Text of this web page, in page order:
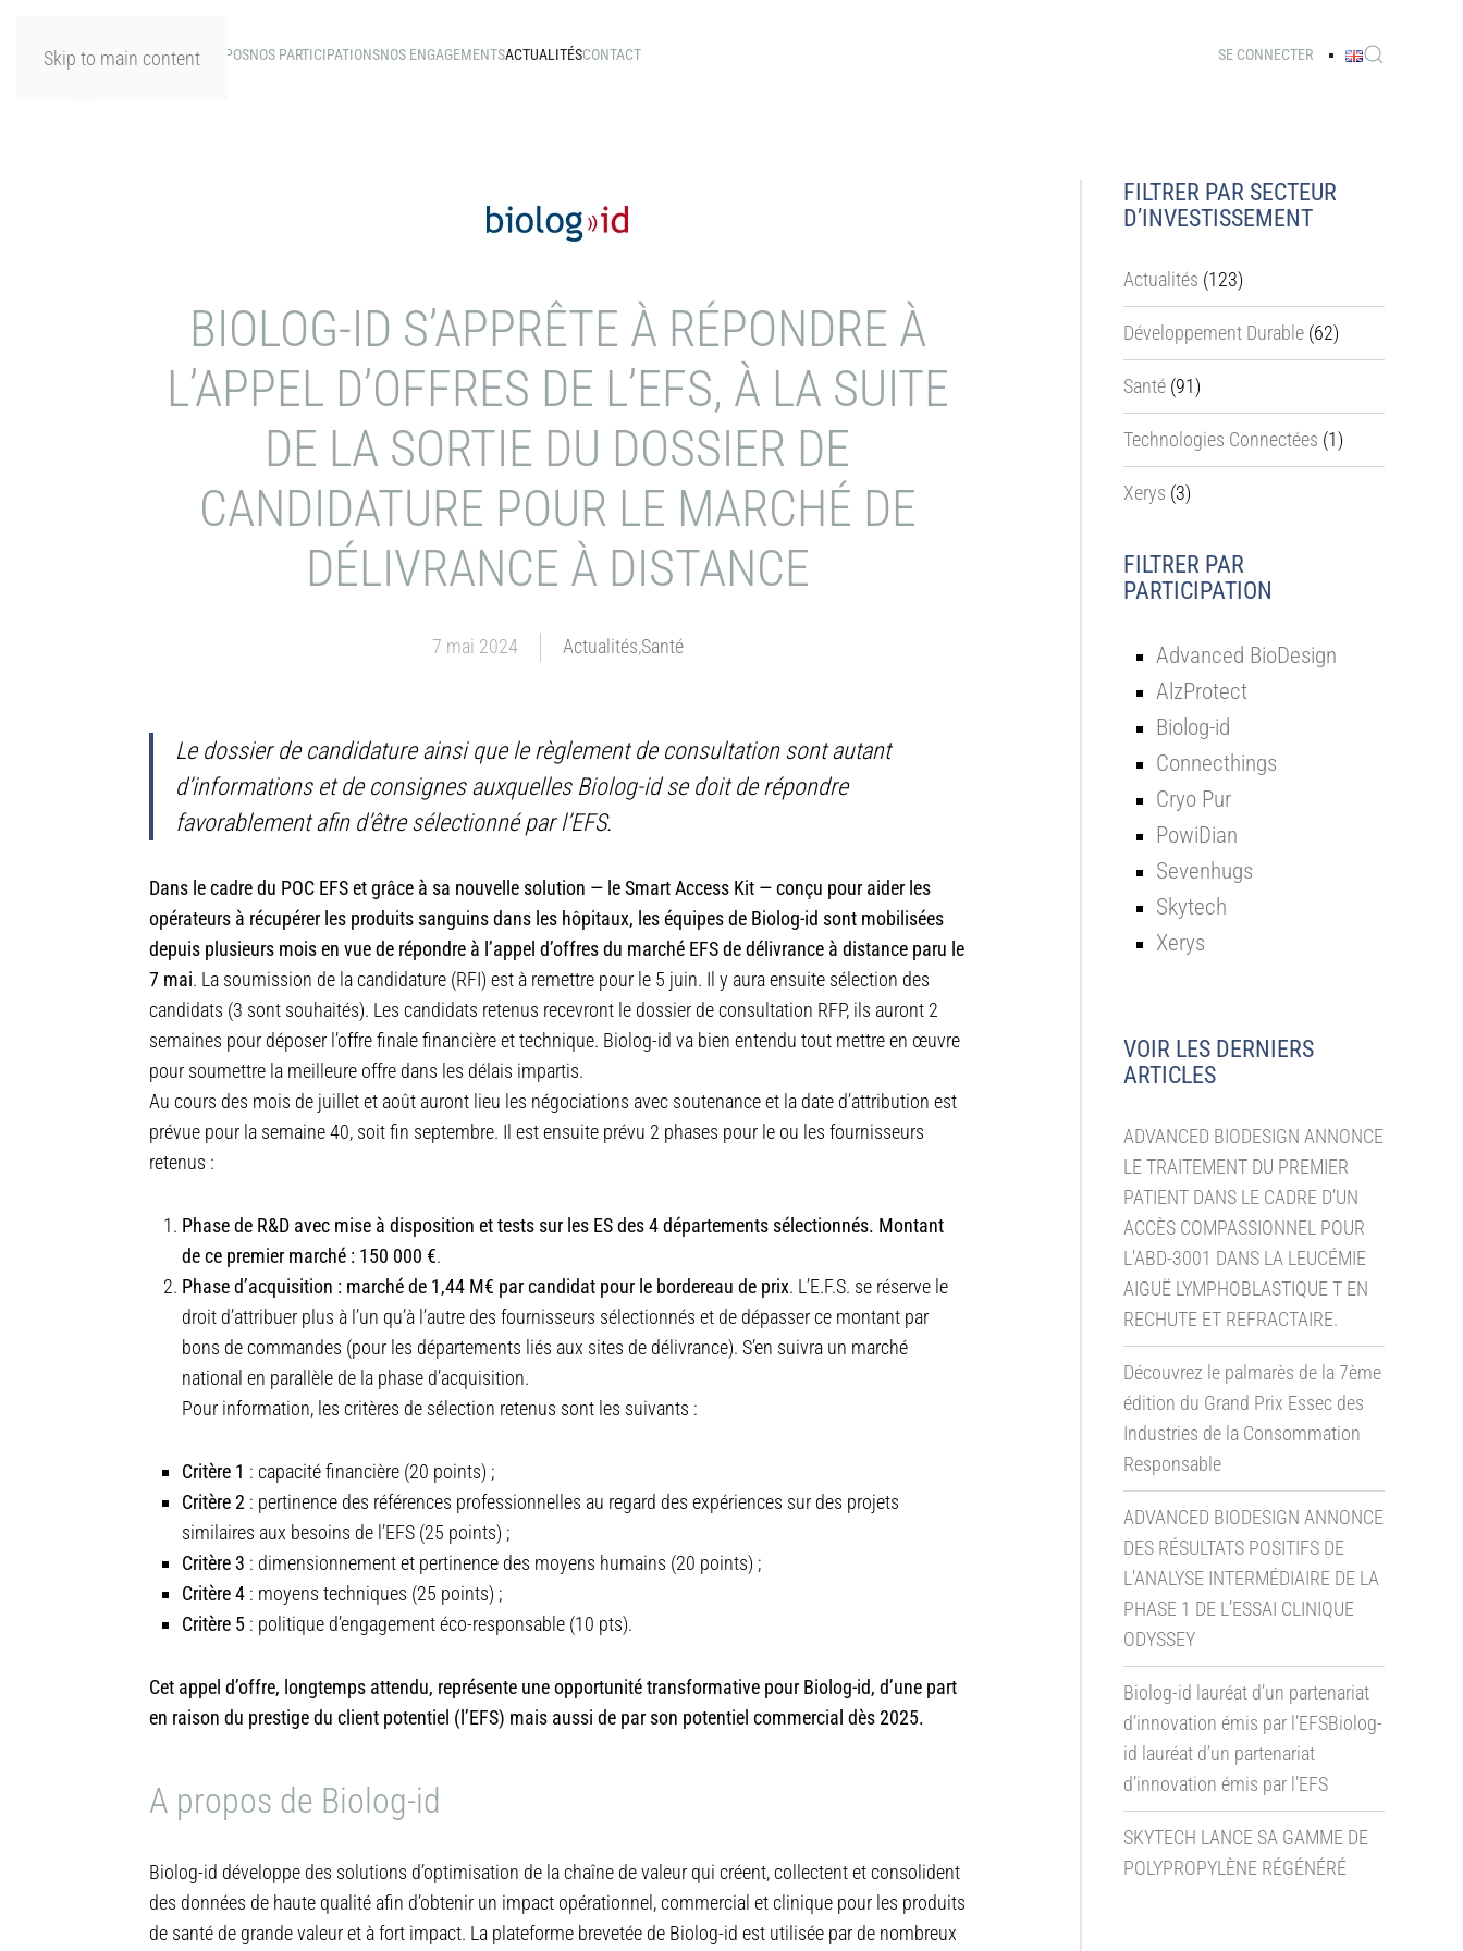
Skip to main contentA PROPOSNOS PARTICIPATIONSNOS ENGAGEMENTSACTUALITÉSCONTACT SE CONNECTER
BIOLOG-ID S’APPRÊTE À RÉPONDRE À
L’APPEL D’OFFRES DE L’EFS, À LA SUITE
DE LA SORTIE DU DOSSIER DE
CANDIDATURE POUR LE MARCHÉ DE
DÉLIVRANCE À DISTANCE
7 mai 2024 Actualités,Santé
Le dossier de candidature ainsi que le règlement de consultation sont autant
d’informations et de consignes auxquelles Biolog-id se doit de répondre
favorablement afin d’être sélectionné par l’EFS.
Dans le cadre du POC EFS et grâce à sa nouvelle solution — le Smart Access Kit — conçu pour aider les
opérateurs à récupérer les produits sanguins dans les hôpitaux, les équipes de Biolog-id sont mobilisées
depuis plusieurs mois en vue de répondre à l’appel d’offres du marché EFS de délivrance à distance paru le
7 mai. La soumission de la candidature (RFI) est à remettre pour le 5 juin. Il y aura ensuite sélection des
candidats (3 sont souhaités). Les candidats retenus recevront le dossier de consultation RFP, ils auront 2
semaines pour déposer l’offre finale financière et technique. Biolog-id va bien entendu tout mettre en œuvre
pour soumettre la meilleure offre dans les délais impartis.
Au cours des mois de juillet et août auront lieu les négociations avec soutenance et la date d’attribution est
prévue pour la semaine 40, soit fin septembre. Il est ensuite prévu 2 phases pour le ou les fournisseurs
retenus :
Phase de R&D avec mise à disposition et tests sur les ES des 4 départements sélectionnés. Montant
de ce premier marché : 150 000 €.
Phase d’acquisition : marché de 1,44 M€ par candidat pour le bordereau de prix. L’E.F.S. se réserve le
droit d’attribuer plus à l’un qu’à l’autre des fournisseurs sélectionnés et de dépasser ce montant par
bons de commandes (pour les départements liés aux sites de délivrance). S’en suivra un marché
national en parallèle de la phase d’acquisition.
Pour information, les critères de sélection retenus sont les suivants :
Critère 1 : capacité financière (20 points) ;
Critère 2 : pertinence des références professionnelles au regard des expériences sur des projets
similaires aux besoins de l’EFS (25 points) ;
Critère 3 : dimensionnement et pertinence des moyens humains (20 points) ;
Critère 4 : moyens techniques (25 points) ;
Critère 5 : politique d’engagement éco-responsable (10 pts).
Cet appel d’offre, longtemps attendu, représente une opportunité transformative pour Biolog-id, d’une part
en raison du prestige du client potentiel (l’EFS) mais aussi de par son potentiel commercial dès 2025.
A propos de Biolog-id
Biolog-id développe des solutions d’optimisation de la chaîne de valeur qui créent, collectent et consolident
des données de haute qualité afin d’obtenir un impact opérationnel, commercial et clinique pour les produits
de santé de grande valeur et à fort impact. La plateforme brevetée de Biolog-id est utilisée par de nombreux
FILTRER PAR SECTEUR
D’INVESTISSEMENT
Actualités (123)
Développement Durable (62)
Santé (91)
Technologies Connectées (1)
Xerys (3)
FILTRER PAR
PARTICIPATION
Advanced BioDesign
AlzProtect
Biolog-id
Connecthings
Cryo Pur
PowiDian
Sevenhugs
Skytech
Xerys
VOIR LES DERNIERS
ARTICLES
ADVANCED BIODESIGN ANNONCE
LE TRAITEMENT DU PREMIER
PATIENT DANS LE CADRE D’UN
ACCÈS COMPASSIONNEL POUR
L’ABD-3001 DANS LA LEUCÉMIE
AIGUË LYMPHOBLASTIQUE T EN
RECHUTE ET REFRACTAIRE.
Découvrez le palmarès de la 7ème
édition du Grand Prix Essec des
Industries de la Consommation
Responsable
ADVANCED BIODESIGN ANNONCE
DES RÉSULTATS POSITIFS DE
L’ANALYSE INTERMÉDIAIRE DE LA
PHASE 1 DE L’ESSAI CLINIQUE
ODYSSEY
Biolog-id lauréat d’un partenariat
d’innovation émis par l’EFSBiolog-
id lauréat d’un partenariat
d’innovation émis par l’EFS
SKYTECH LANCE SA GAMME DE
POLYPROPYLÈNE RÉGÉNÉRÉ